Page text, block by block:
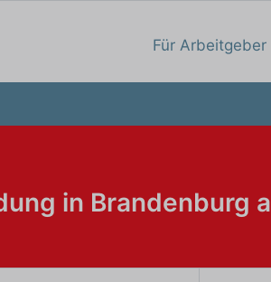
Für Arbeitgeber
in Brandenburg